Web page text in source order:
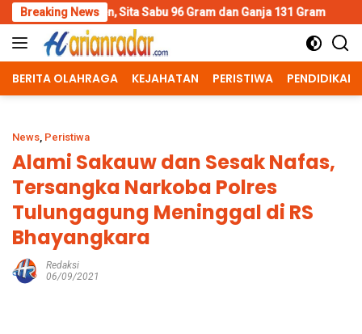
Skip
to
content
Breaking News
Sabu 96 Gram dan Ganja 131 Gram Wujud Polisi
BERITA OLAHRAGA KEJAHATAN PERISTIWA PENDIDIKAN
News, Peristiwa
Alami Sakauw dan Sesak Nafas,
Tersangka Narkoba Polres
Tulungagung Meninggal di RS
Bhayangkara
Redaksi
06/09/2021